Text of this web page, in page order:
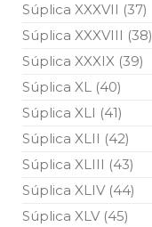
Súplica XXXVII (37)
Súplica XXXVIII (38)
Súplica XXXIX (39)
Súplica XL (40)
Súplica XLI (41)
Súplica XLII (42)
Súplica XLIII (43)
Súplica XLIV (44)
Súplica XLV (45)